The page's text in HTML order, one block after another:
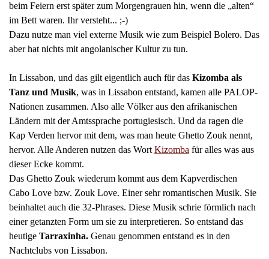
beim Feiern erst später zum Morgengrauen hin, wenn die „alten“
im Bett waren. Ihr versteht... ;-)
Dazu nutze man viel externe Musik wie zum Beispiel Bolero. Das
aber hat nichts mit angolanischer Kultur zu tun.
In Lissabon, und das gilt eigentlich auch für das Kizomba als
Tanz und Musik, was in Lissabon entstand, kamen alle PALOP-
Nationen zusammen. Also alle Völker aus den afrikanischen
Ländern mit der Amtssprache portugiesisch. Und da ragen die
Kap Verden hervor mit dem, was man heute Ghetto Zouk nennt,
hervor. Alle Anderen nutzen das Wort Kizomba für alles was aus
dieser Ecke kommt.
Das Ghetto Zouk wiederum kommt aus dem Kapverdischen
Cabo Love bzw. Zouk Love. Einer sehr romantischen Musik. Sie
beinhaltet auch die 32-Phrases. Diese Musik schrie förmlich nach
einer getanzten Form um sie zu interpretieren. So entstand das
heutige Tarraxinha. Genau genommen entstand es in den
Nachtclubs von Lissabon.